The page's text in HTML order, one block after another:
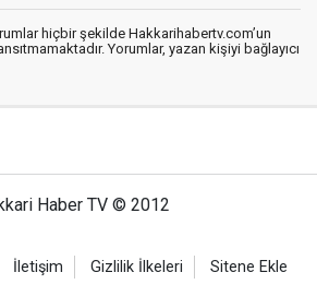
hiçbir şekilde Hakkarihabertv.com’un
Yorumlar, yazan kişiyi bağlayıcı
Haber TV © 2012
İletişim Gizlilik İlkeleri Sitene Ekle